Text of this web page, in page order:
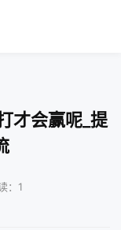
才会赢呢_提
：1